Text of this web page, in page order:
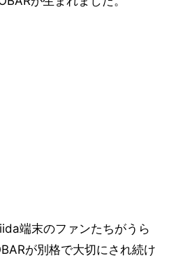
端末のファンたちがうら
が別格で大切にされ続け